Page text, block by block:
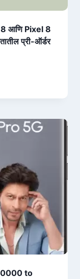
8 आणि Pixel 8
प्री-ऑर्डर
to